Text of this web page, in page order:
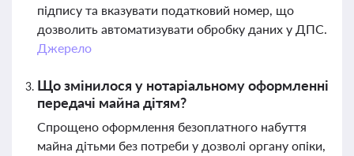
підпису та вказувати податковий номер, що
дозволить автоматизувати обробку даних у ДПС.
Джерело
Що змінилося у нотаріальному оформленні
передачі майна дітям?
Спрощено оформлення безоплатного набуття
майна дітьми без потреби у дозволі органу опіки,